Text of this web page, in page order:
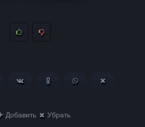
ссылку
Поделиться в Telegram
Поделиться ВКонтактеПоделиться в
Поделиться в
Добавить Убрать